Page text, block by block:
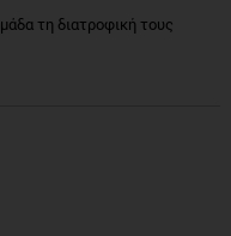
τη διατροφική τους